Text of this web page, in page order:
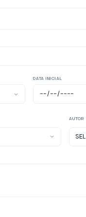
DATA INICIAL
AUTOR